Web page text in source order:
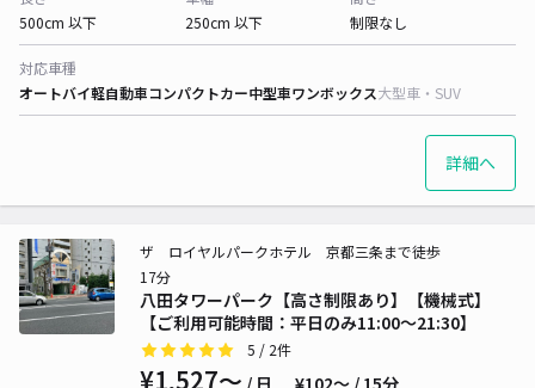
500cm 以下
250cm 以下
制限なし
対応車種
オートバイ軽自動車コンパクトカー中型車ワンボックス大型車・SUV
詳細へ
八田タワーパーク【高さ制限あり】【機械式】
【ご利用可能時間：平日のみ11:00～21:30】
ザ ロイヤルパークホテル 京都三条まで徒歩
17分
5 / 2件
¥1,527〜 / 日 ¥102〜 / 15分